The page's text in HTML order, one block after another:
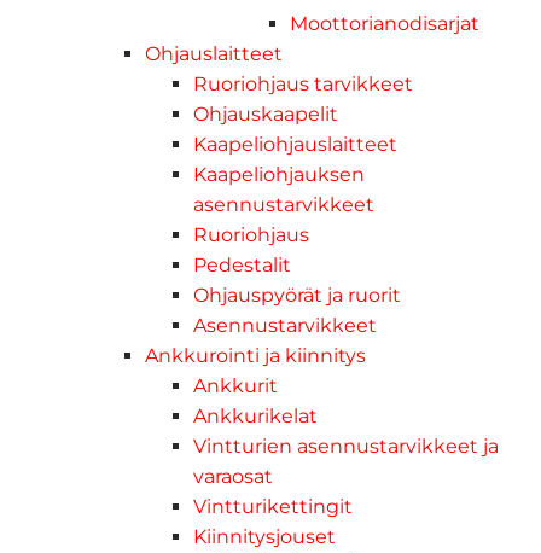
Moottorianodisarjat
Ohjauslaitteet
Ruoriohjaus tarvikkeet
Ohjauskaapelit
Kaapeliohjauslaitteet
Kaapeliohjauksen
asennustarvikkeet
Ruoriohjaus
Pedestalit
Ohjauspyörät ja ruorit
Asennustarvikkeet
Ankkurointi ja kiinnitys
Ankkurit
Ankkurikelat
Vintturien asennustarvikkeet ja
varaosat
Vintturikettingit
Kiinnitysjouset